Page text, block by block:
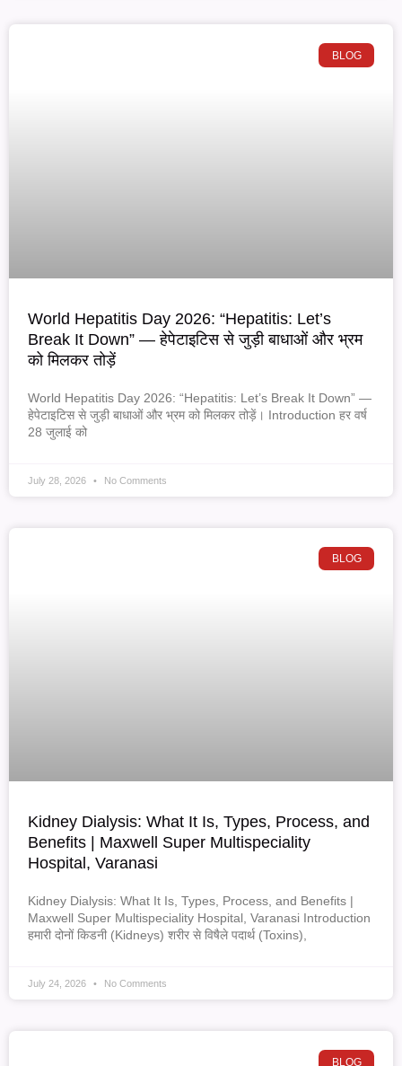
BLOG
World Hepatitis Day 2026: “Hepatitis: Let’s
Break It Down” — हेपेटाइटिस से जुड़ी बाधाओं और भ्रम
को मिलकर तोड़ें
World Hepatitis Day 2026: “Hepatitis: Let’s Break It Down” —
हेपेटाइटिस से जुड़ी बाधाओं और भ्रम को मिलकर तोड़ें। Introduction हर वर्ष
28 जुलाई को
July 28, 2026 No Comments
BLOG
Kidney Dialysis: What It Is, Types, Process, and
Benefits | Maxwell Super Multispeciality
Hospital, Varanasi
Kidney Dialysis: What It Is, Types, Process, and Benefits |
Maxwell Super Multispeciality Hospital, Varanasi Introduction
हमारी दोनों किडनी (Kidneys) शरीर से विषैले पदार्थ (Toxins),
July 24, 2026 No Comments
BLOG